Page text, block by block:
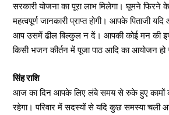
सरकारी योजना का पूरा लाभ मिलेगा। घूमने फिरने
महत्वपूर्ण जानकारी प्राप्त होगी। आपके पिताजी
आप उसमें ढील बिल्कुल न दें। आपकी कोई मन की
किसी भजन कीर्तन में पूजा पाठ आदि का आयोजन
सिंह राशि
आज का दिन आपके लिए लंबे समय से रुके हुए कामों
रहेगा। परिवार में सदस्यों से यदि कुछ समस्या चली